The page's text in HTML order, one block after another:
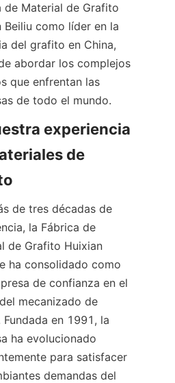
de Material de Grafito
Beiliu como líder en la
del grafito en China,
abordar los complejos
que enfrentan las
de todo el mundo.
experiencia
de
de tres décadas de
la Fábrica de
de Grafito Huixian
ha consolidado como
de confianza en el
mecanizado de
en 1991, la
ha evolucionado
para satisfacer
demandas del